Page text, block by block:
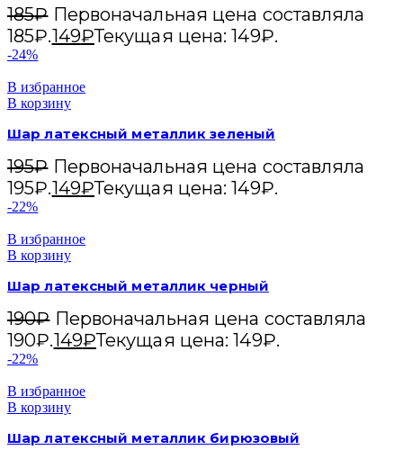
185₽ Первоначальная цена составляла
185₽.149₽Текущая цена: 149₽.
-24%
В избранное
В корзину
Шар латексный металлик зеленый
195₽ Первоначальная цена составляла
195₽.149₽Текущая цена: 149₽.
-22%
В избранное
В корзину
Шар латексный металлик черный
190₽ Первоначальная цена составляла
190₽.149₽Текущая цена: 149₽.
-22%
В избранное
В корзину
Шар латексный металлик бирюзовый